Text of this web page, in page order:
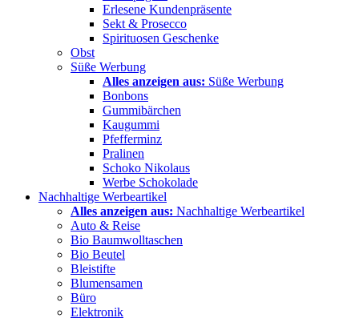
Erlesene Kundenpräsente
Sekt & Prosecco
Spirituosen Geschenke
Obst
Süße Werbung
Alles anzeigen aus: Süße Werbung
Bonbons
Gummibärchen
Kaugummi
Pfefferminz
Pralinen
Schoko Nikolaus
Werbe Schokolade
Nachhaltige Werbeartikel
Alles anzeigen aus: Nachhaltige Werbeartikel
Auto & Reise
Bio Baumwolltaschen
Bio Beutel
Bleistifte
Blumensamen
Büro
Elektronik